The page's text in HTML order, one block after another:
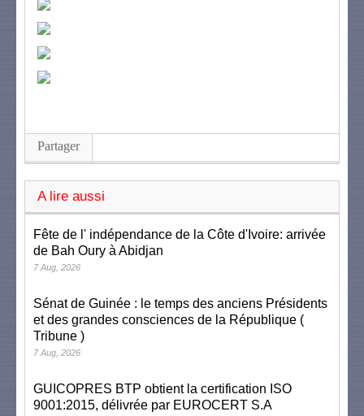
Partager
A lire aussi
Fête de l' indépendance de la Côte d'Ivoire: arrivée
de Bah Oury à Abidjan
7 Aug, 2026
Sénat de Guinée : le temps des anciens Présidents
et des grandes consciences de la République (
Tribune )
7 Aug, 2026
GUICOPRES BTP obtient la certification ISO
9001:2015, délivrée par EUROCERT S.A